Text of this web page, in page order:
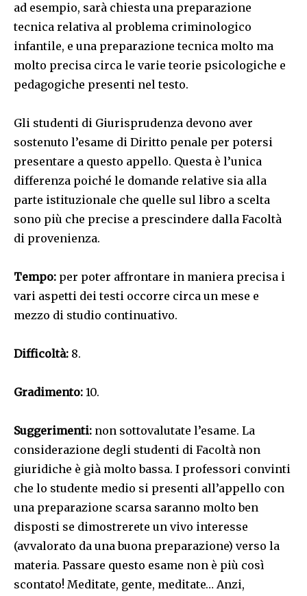
ad esempio, sarà chiesta una preparazione
tecnica relativa al problema criminologico
infantile, e una preparazione tecnica molto ma
molto precisa circa le varie teorie psicologiche e
pedagogiche presenti nel testo.
Gli studenti di Giurisprudenza devono aver
sostenuto l’esame di Diritto penale per potersi
presentare a questo appello. Questa è l’unica
differenza poiché le domande relative sia alla
parte istituzionale che quelle sul libro a scelta
sono più che precise a prescindere dalla Facoltà
di provenienza.
Tempo: per poter affrontare in maniera precisa i
vari aspetti dei testi occorre circa un mese e
mezzo di studio continuativo.
Difficoltà: 8.
Gradimento: 10.
Suggerimenti: non sottovalutate l’esame. La
considerazione degli studenti di Facoltà non
giuridiche è già molto bassa. I professori convinti
che lo studente medio si presenti all’appello con
una preparazione scarsa saranno molto ben
disposti se dimostrerete un vivo interesse
(avvalorato da una buona preparazione) verso la
materia. Passare questo esame non è più così
scontato! Meditate, gente, meditate… Anzi,